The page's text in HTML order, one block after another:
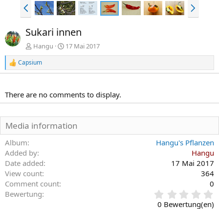
V
o
h
e
r
i
g
N
ä
t
Sukari innen
Hangu 17 Mai 2017
R
e
t
i
e
n
:
Capsium
There are no comments to display.
Media information
Album
Hangu's Pflanzen
Added by
Hangu
Date added
17 Mai 2017
View count
364
Comment count
0
Bewertung
0 Bewertung(en)